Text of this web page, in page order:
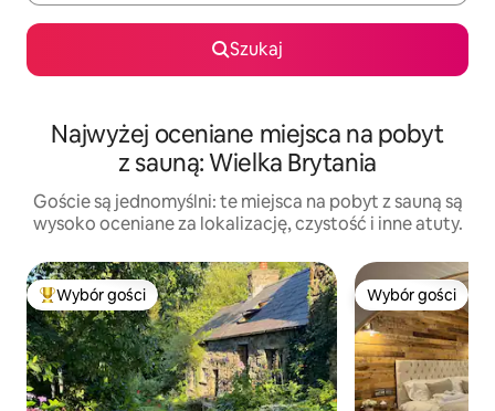
Szukaj
Najwyżej oceniane miejsca na pobyt
z sauną: Wielka Brytania
Goście są jednomyślni: te miejsca na pobyt z sauną są
wysoko oceniane za lokalizację, czystość i inne atuty.
Najpopularniejsze z kategorii Wybór gości
Wybór gości Wybór gości
Wybór gości